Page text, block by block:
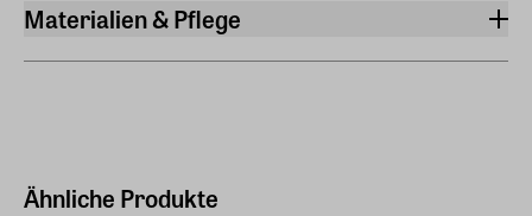
Länge
30 cm
Materialien & Pflege
Ähnliche Produkte